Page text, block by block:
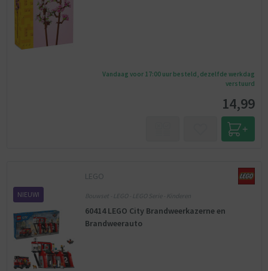
Vandaag voor 17:00 uur besteld, dezelfde werkdag
verstuurd
14,99
NIEUW!
LEGO
Bouwset - LEGO - LEGO Serie - Kinderen
60414 LEGO City Brandweerkazerne en
Brandweerauto